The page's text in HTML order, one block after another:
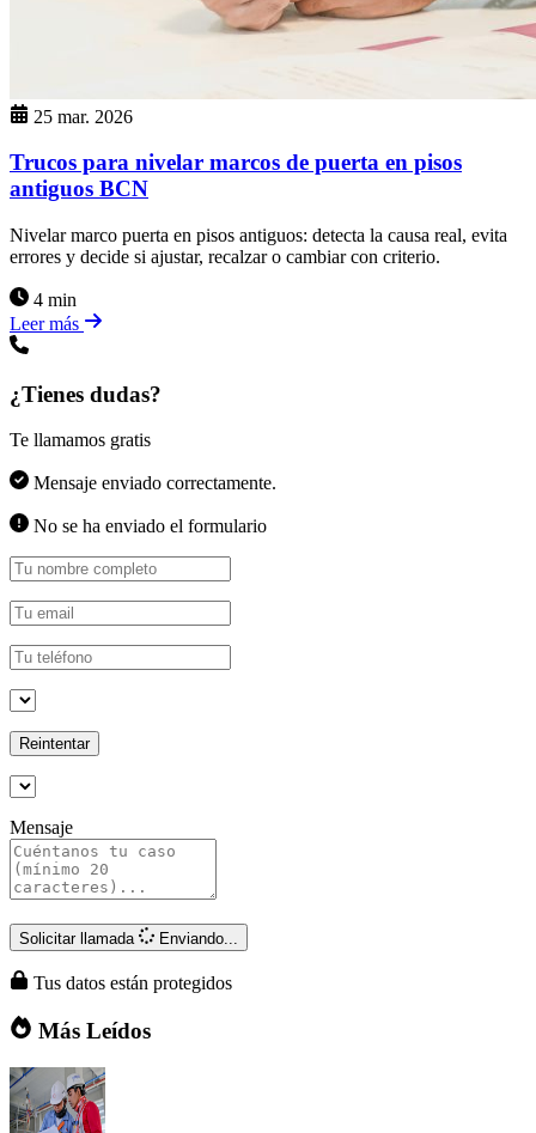
25 mar. 2026
Trucos para nivelar marcos de puerta en pisos
antiguos BCN
Nivelar marco puerta en pisos antiguos: detecta la causa real, evita
errores y decide si ajustar, recalzar o cambiar con criterio.
4 min
Leer más
¿Tienes dudas?
Te llamamos gratis
Mensaje enviado correctamente.
No se ha enviado el formulario
Reintentar
Mensaje
Solicitar llamada Enviando...
Tus datos están protegidos
Más Leídos